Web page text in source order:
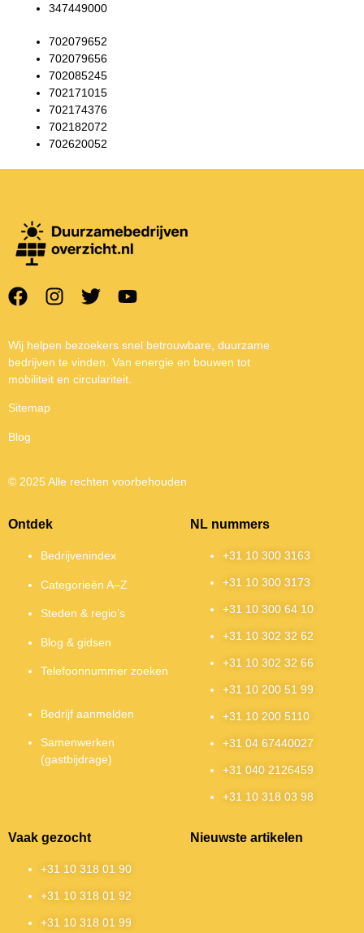
347449000
702079652
702079656
702085245
702171015
702174376
702182072
702620052
Wij helpen bezoekers snel betrouwbare, duurzame
bedrijven te vinden. Van energie en bouwen tot
mobiliteit en circulariteit.
Sitemap
Blog
© 2025 Alle rechten voorbehouden
Ontdek
Bedrijvenindex
Categorieën A–Z
Steden & regio’s
Blog & gidsen
Telefoonnummer zoeken
Bedrijf aanmelden
Samenwerken
(gastbijdrage)
NL nummers
+31 10 300 3163
+31 10 300 3173
+31 10 300 64 10
+31 10 302 32 62
+31 10 302 32 66
+31 10 200 51 99
+31 10 200 5110
+31 04 67440027
+31 040 2126459
+31 10 318 03 98
Vaak gezocht
+31 10 318 01 90
+31 10 318 01 92
+31 10 318 01 99
Nieuwste artikelen